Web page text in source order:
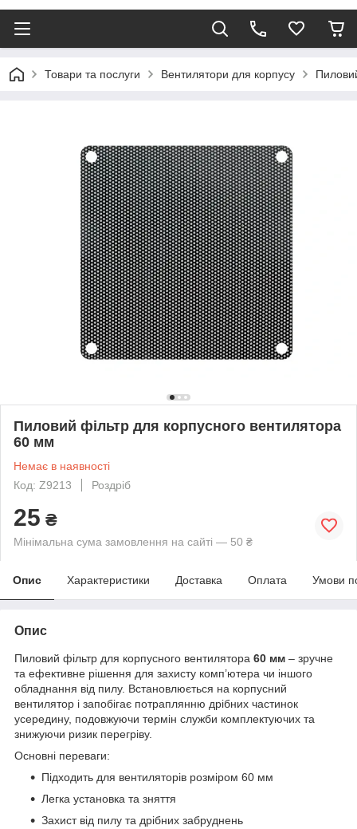
Товари та послуги Вентилятори для корпусу
Пиловий фільтр для корпусного вентилятора
60 мм
Немає в наявності
Код: Z9213
Роздріб
25 ₴
Мінімальна сума замовлення на сайті — 50 ₴
Опис Характеристики Доставка Оплата Умови
Опис
Пиловий фільтр для корпусного вентилятора 60 мм – зручне
та ефективне рішення для захисту комп’ютера чи іншого
обладнання від пилу. Встановлюється на корпусний
вентилятор і запобігає потраплянню дрібних частинок
усередину, подовжуючи термін служби комплектуючих та
знижуючи ризик перегріву.
Основні переваги:
Підходить для вентиляторів розміром 60 мм
Легка установка та зняття
Захист від пилу та дрібних забруднень